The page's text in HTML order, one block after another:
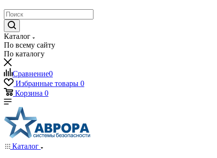
Каталог
По всему сайту
По каталогу
Сравнение0
Избранные товары 0
Корзина 0
Каталог